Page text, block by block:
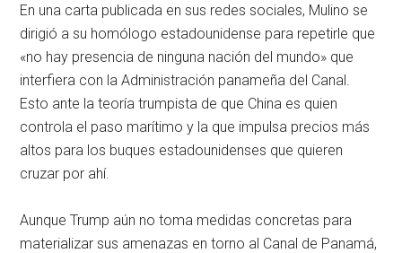
En una carta publicada en sus redes sociales, Mulino se
dirigió a su homólogo estadounidense para repetirle que
«no hay presencia de ninguna nación del mundo» que
interfiera con la Administración panameña del Canal.
Esto ante la teoría trumpista de que China es quien
controla el paso marítimo y la que impulsa precios más
altos para los buques estadounidenses que quieren
cruzar por ahí.
Aunque Trump aún no toma medidas concretas para
materializar sus amenazas en torno al Canal de Panamá,